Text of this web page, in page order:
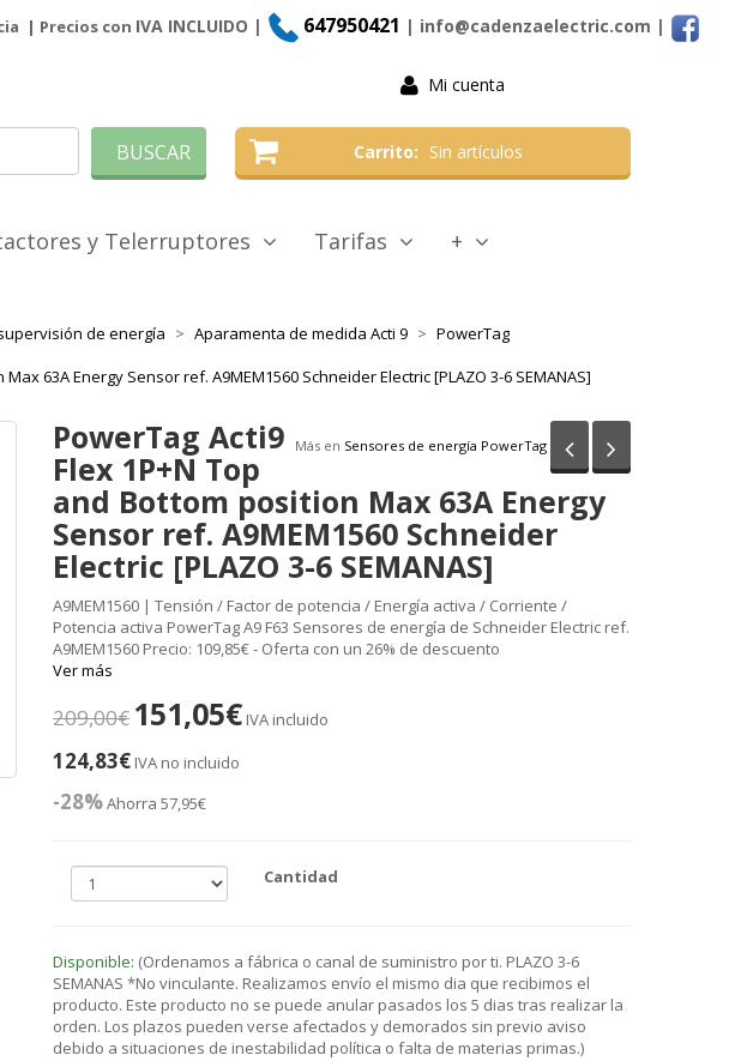
| Precios con IVA INCLUIDO | 647950421 | info@cadenzaelectric.com |
Mi cuenta
Carrito Sin artículos
BUSCAR
y Telerruptores Tarifas +
de energía Aparamenta de medida Acti 9
PowerTag
63A Energy Sensor ref. A9MEM1560 Schneider Electric [PLAZO 3-6 SEMANAS]
Más en Sensores de energía PowerTag Anterior
PowerTag Acti9
Flex 1P+N Top
and Bottom position Max 63A Energy
Sensor ref. A9MEM1560 Schneider
Electric [PLAZO 3-6 SEMANAS]
A9MEM1560 | Tensión / Factor de potencia / Energía activa / Corriente /
Potencia activa PowerTag A9 F63 Sensores de energía de Schneider Electric ref.
A9MEM1560 Precio: 109,85€ - Oferta con un 26% de descuento
Ver más
209,00€ 151,05€ IVA incluido
124,83€ IVA no incluido
-28%Ahorra 57,95€
Cantidad
Disponible: (Ordenamos a fábrica o canal de suministro por ti. PLAZO 3-6
SEMANAS *No vinculante. Realizamos envío el mismo dia que recibimos el
producto. Este producto no se puede anular pasados los 5 dias tras realizar la
orden. Los plazos pueden verse afectados y demorados sin previo aviso
debido a situaciones de inestabilidad política o falta de materias primas.)